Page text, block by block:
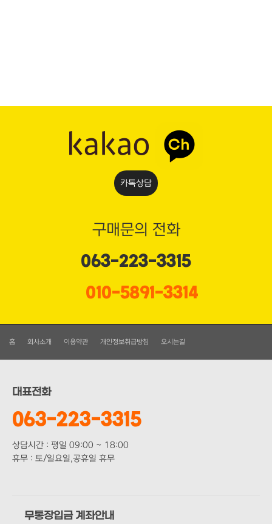
카톡상담
구매문의 전화
063-223-3315
010-5891-3314
홈 회사소개 이용약관 개인정보취급방침 오시는길
대표전화
063-223-3315
상담시간 : 평일 09:00 ~ 18:00
휴무 : 토/일요일,공휴일 휴무
무통장입금 계좌안내